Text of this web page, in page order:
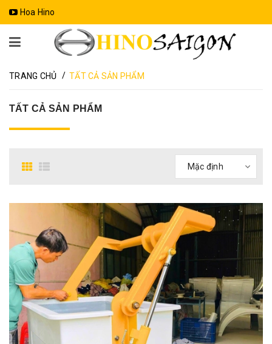
Hoa Hino
TRANG CHỦ / TẤT CẢ SẢN PHẨM
TẤT CẢ SẢN PHẨM